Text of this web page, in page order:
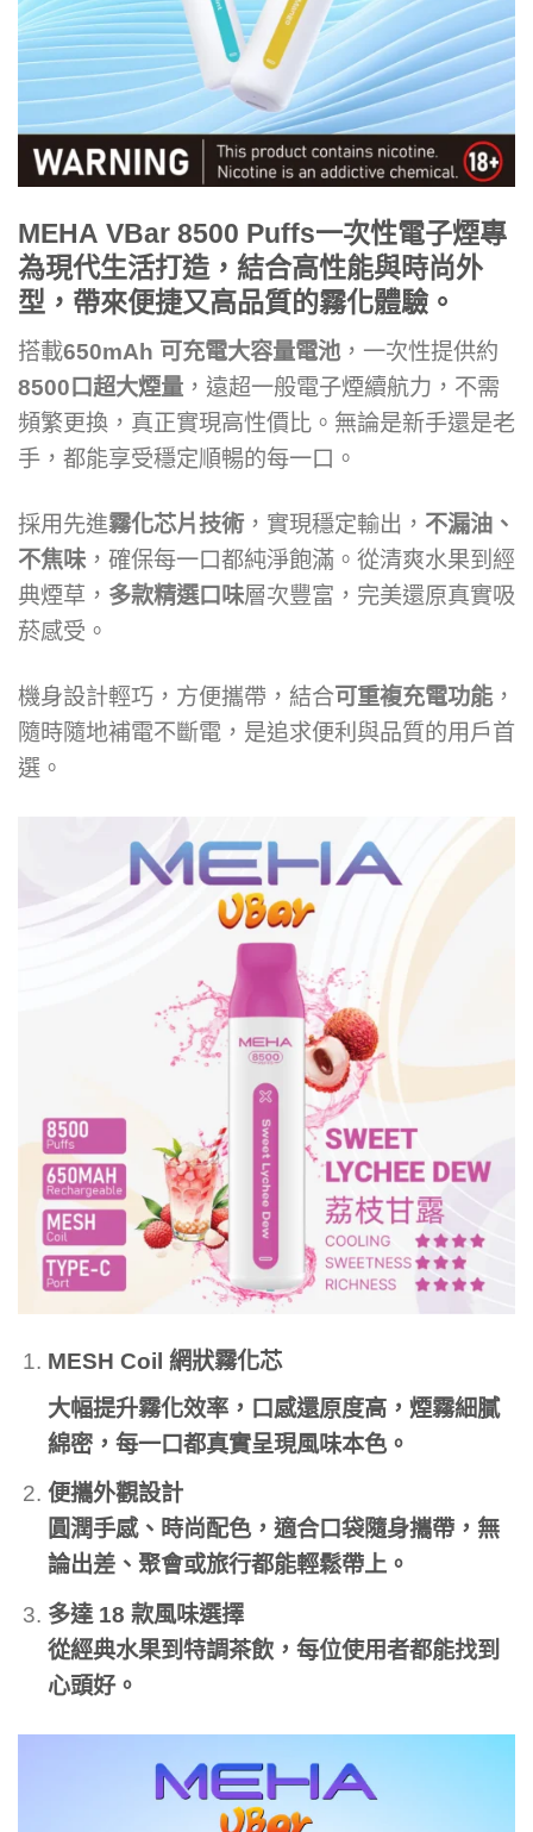
MEHA VBar 8500 Puffs一次性電子煙專
為現代生活打造，結合高性能與時尚外
型，帶來便捷又高品質的霧化體驗。
搭載650mAh 可充電大容量電池，一次性提供約
8500口超大煙量 ，遠超一般電子煙續航力，不需
頻繁更換，真正實現高性價比。無論是新手還是老
手，都能享受穩定順暢的每一口。
採用先進霧化芯片技術，實現穩定輸出， 不漏油、
不焦味 ，確保每一口都純淨飽滿。從清爽水果到經
典煙草， 多款精選口味層次豐富，完美還原真實吸
菸感受。
機身設計輕巧，方便攜帶，結合可重複充電功能，
隨時隨地補電不斷電，是追求便利與品質的用戶首
選。
MESH Coil 網狀霧化芯
大幅提升霧化效率，口感還原度高，煙霧細膩
綿密，每一口都真實呈現風味本色。
便攜外觀設計
圓潤手感、時尚配色，適合口袋隨身攜帶，無
論出差、聚會或旅行都能輕鬆帶上。
多達 18 款風味選擇
從經典水果到特調茶飲，每位使用者都能找到
心頭好。